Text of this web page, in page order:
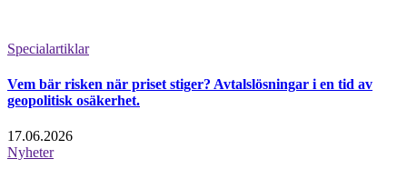
Specialartiklar
Vem bär risken när priset stiger? Avtalslösningar i en tid av
geopolitisk osäkerhet.
17.06.2026
Nyheter